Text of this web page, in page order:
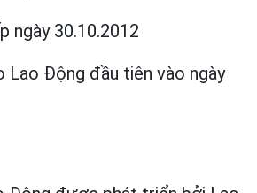
ngày 30.10.2012
Lao Động đầu tiên vào ngày